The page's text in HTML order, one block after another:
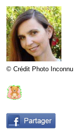
© Crédit Photo Inconnu